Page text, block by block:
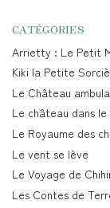
CATÉGORIES
Arrietty : Le Petit
Kiki la Petite
Le Château
Le château dans le
Le Royaume des
Le vent se lève
Le Voyage de
Les Contes de